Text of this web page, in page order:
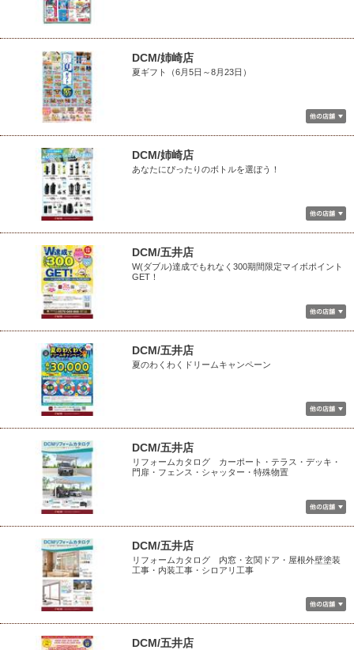
DCM/姉崎店
夏ギフト（6月5日～8月23日）
DCM/姉崎店
あなたにぴったりのボトルを選ぼう！
DCM/五井店
W(ダブル)達成でもれなく300期間限定マイボポイント
GET！
DCM/五井店
夏のわくわくドリームキャンペーン
DCM/五井店
リフォームカタログ カーポート・テラス・デッキ・
門扉・フェンス・シャッター・特殊物置
DCM/五井店
リフォームカタログ 内窓・玄関ドア・屋根外壁塗装
工事・内装工事・シロアリ工事
DCM/五井店